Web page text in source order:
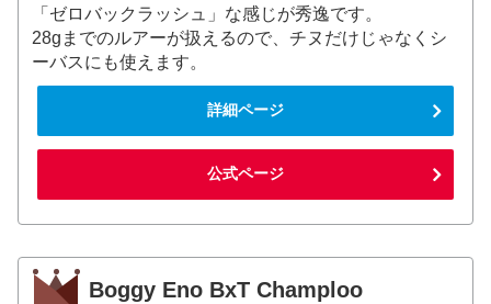
「ゼロバックラッシュ」な感じが秀逸です。
28gまでのルアーが扱えるので、チヌだけじゃなくシ
ーバスにも使えます。
詳細ページ
公式ページ
Boggy Eno BxT Champloo